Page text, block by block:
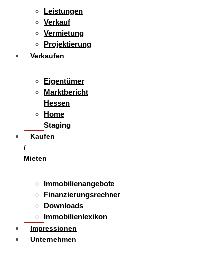
Leistungen
Verkauf
Vermietung
Projektierung
Verkaufen
Eigentümer
Marktbericht
Hessen
Home
Staging
Kaufen
/
Mieten
Immobilienangebote
Finanzierungsrechner
Downloads
Immobilienlexikon
Impressionen
Unternehmen